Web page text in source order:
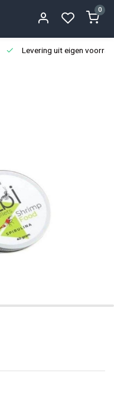
0
Levering uit eigen